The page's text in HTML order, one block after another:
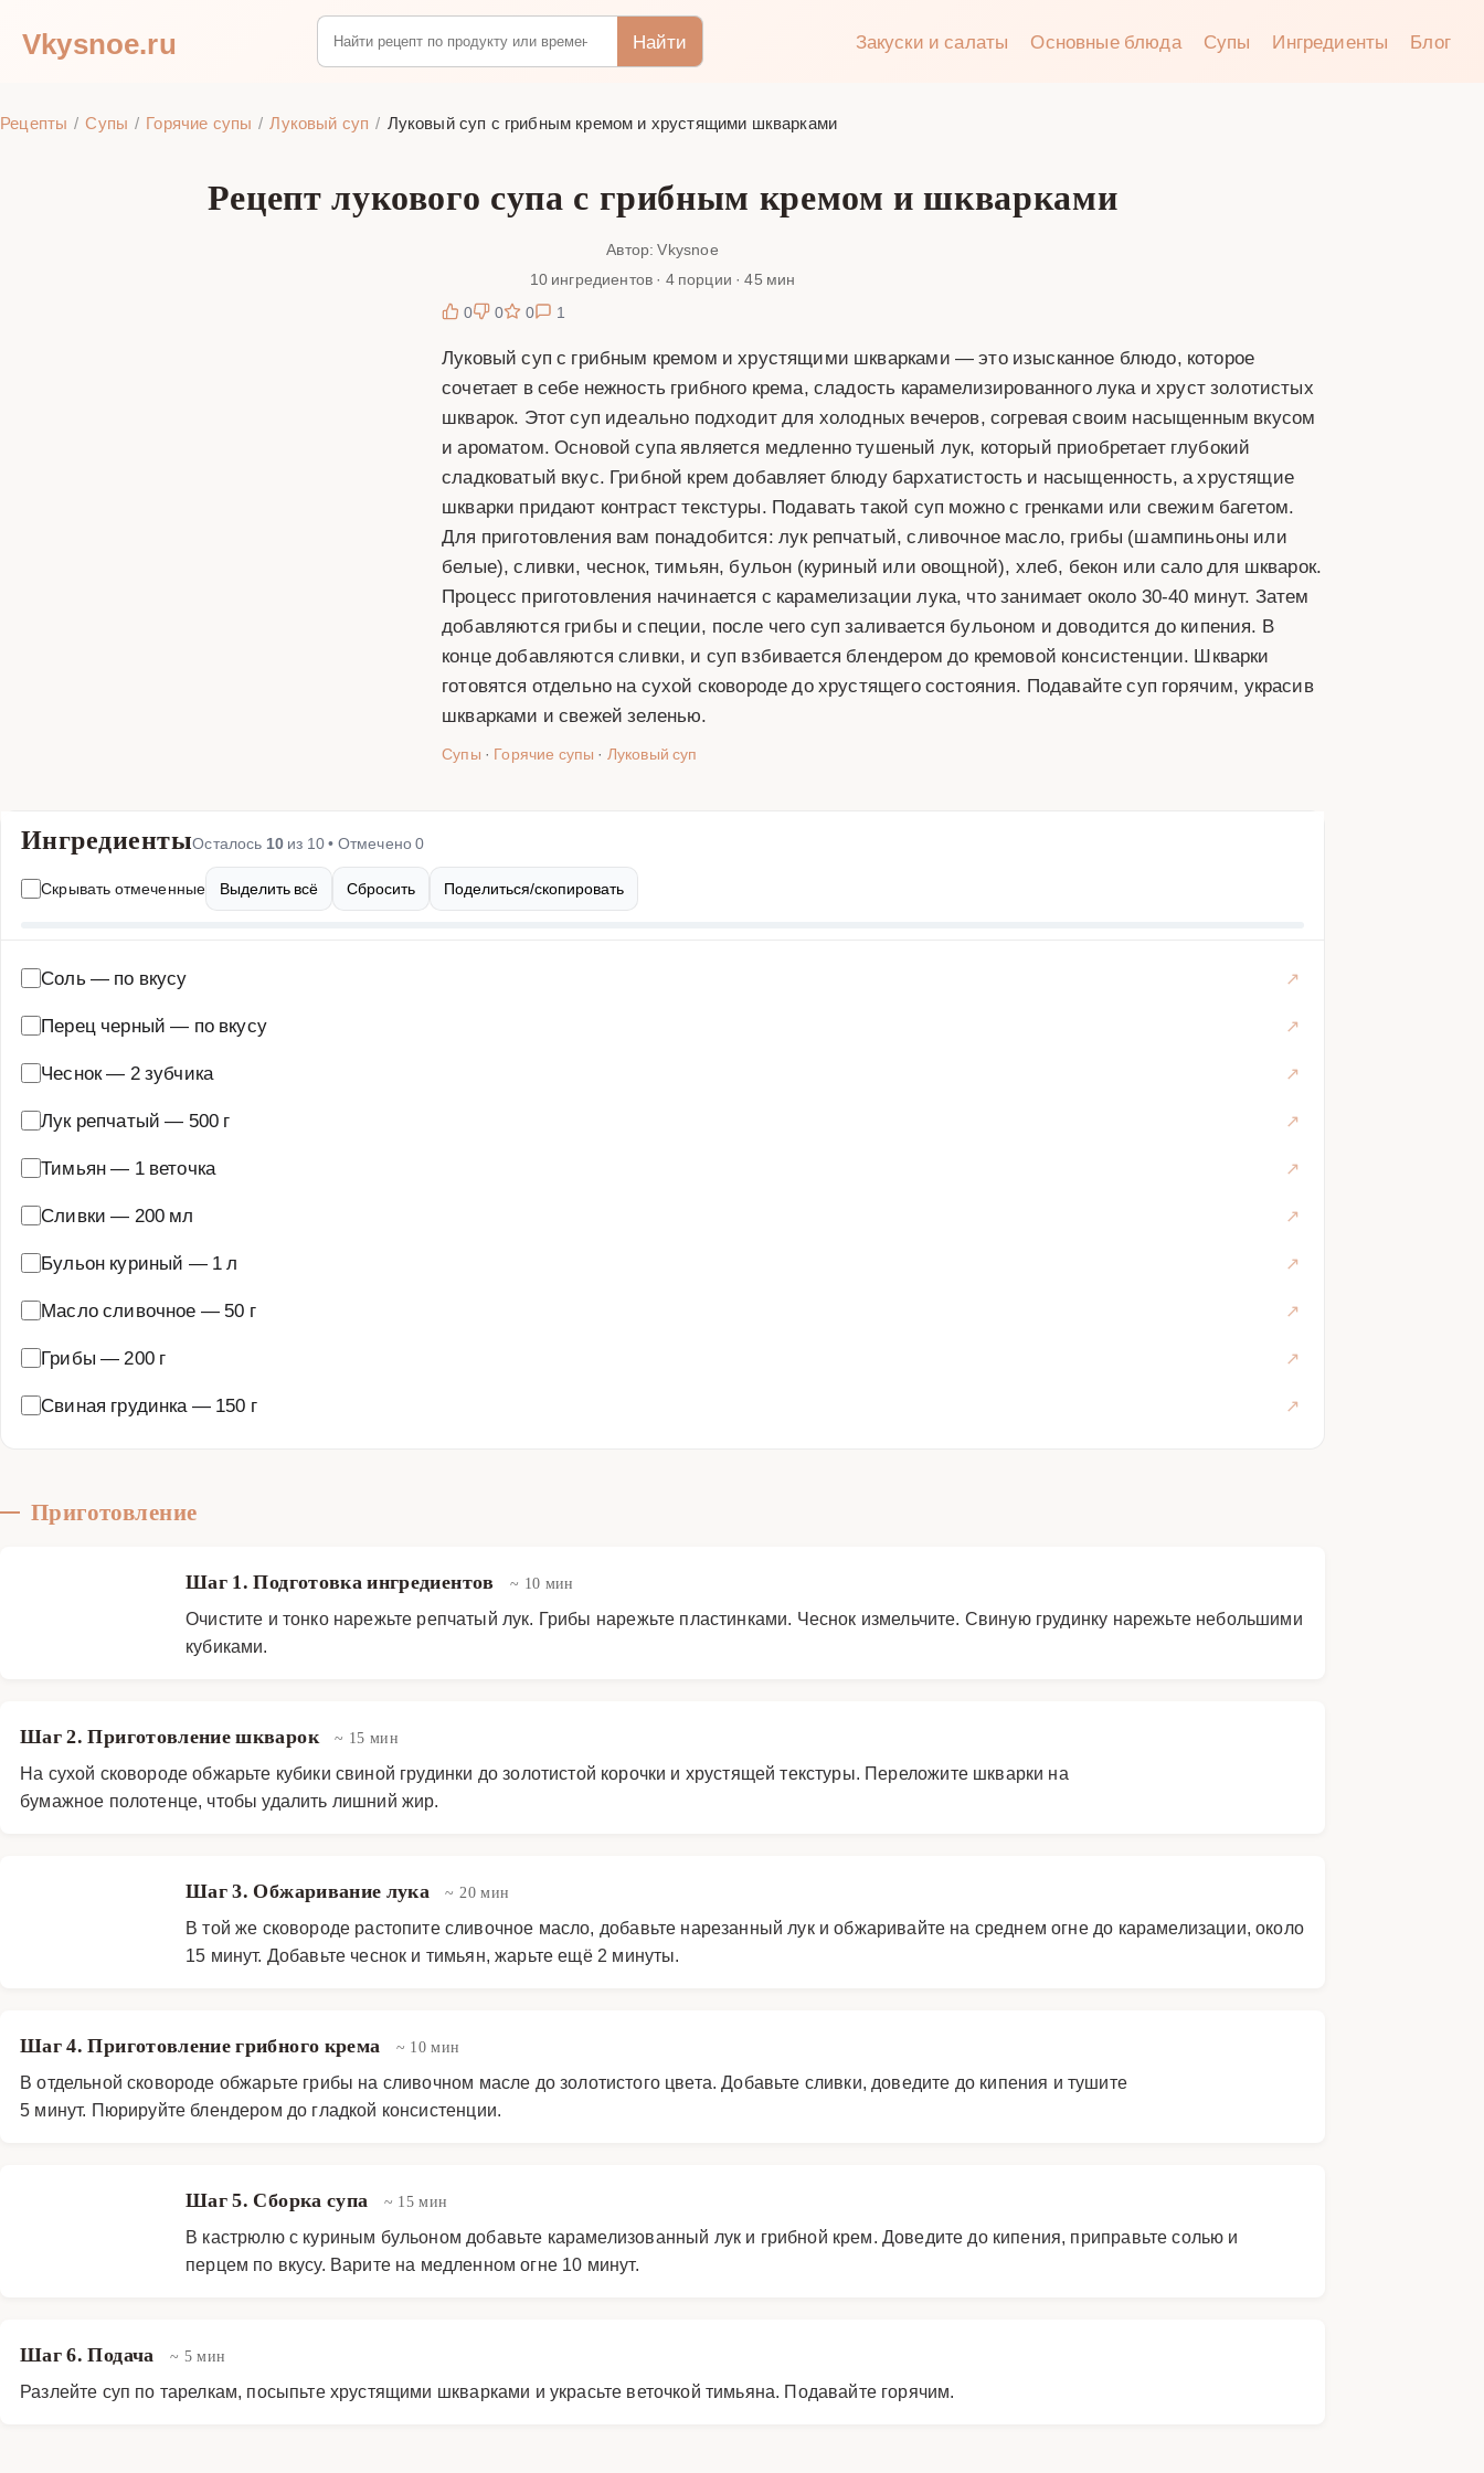
Vkysnoe.ru Найти Закуски и салаты Основные блюда Супы Ингредиенты Блог
Рецепты Супы Горячие супы Луковый суп Луковый суп с грибным кремом и хрустящими шкварками
Рецепт лукового супа с грибным кремом и шкварками
Автор: Vkysnoe
10 ингредиентов · 4 порции · 45 мин
0
0 0 1
Луковый суп с грибным кремом и хрустящими шкварками — это изысканное блюдо, которое
сочетает в себе нежность грибного крема, сладость карамелизированного лука и хруст золотистых
шкварок. Этот суп идеально подходит для холодных вечеров, согревая своим насыщенным вкусом
и ароматом. Основой супа является медленно тушеный лук, который приобретает глубокий
сладковатый вкус. Грибной крем добавляет блюду бархатистость и насыщенность, а хрустящие
шкварки придают контраст текстуры. Подавать такой суп можно с гренками или свежим багетом.
Для приготовления вам понадобится: лук репчатый, сливочное масло, грибы (шампиньоны или
белые), сливки, чеснок, тимьян, бульон (куриный или овощной), хлеб, бекон или сало для шкварок.
Процесс приготовления начинается с карамелизации лука, что занимает около 30-40 минут. Затем
добавляются грибы и специи, после чего суп заливается бульоном и доводится до кипения. В
конце добавляются сливки, и суп взбивается блендером до кремовой консистенции. Шкварки
готовятся отдельно на сухой сковороде до хрустящего состояния. Подавайте суп горячим, украсив
шкварками и свежей зеленью.
Супы · Горячие супы · Луковый суп
ИнгредиентыОсталось 10 из 10• Отмечено0
Скрывать отмеченные Выделить всё Сбросить Поделиться/скопировать
Соль — по вкусу
Перец черный — по вкусу
Чеснок— 2 зубчика
Лук репчатый — 500 г
Тимьян— 1 веточка
Сливки — 200 мл
Бульон куриный — 1 л
Масло сливочное — 50 г
Грибы — 200 г
Свиная грудинка — 150 г
Приготовление
Шаг 1. Подготовка ингредиентов ~ 10 мин
Очистите и тонко нарежьте репчатый лук. Грибы нарежьте пластинками. Чеснок измельчите. Свиную грудинку нарежьте небольшими
кубиками.
Шаг 2. Приготовление шкварок ~ 15 мин
На сухой сковороде обжарьте кубики свиной грудинки до золотистой корочки и хрустящей текстуры. Переложите шкварки на
бумажное полотенце, чтобы удалить лишний жир.
Шаг 3. Обжаривание лука ~ 20 мин
В той же сковороде растопите сливочное масло, добавьте нарезанный лук и обжаривайте на среднем огне до карамелизации, около
15 минут. Добавьте чеснок и тимьян, жарьте ещё 2 минуты.
Шаг 4. Приготовление грибного крема ~ 10 мин
В отдельной сковороде обжарьте грибы на сливочном масле до золотистого цвета. Добавьте сливки, доведите до кипения и тушите
5 минут. Пюрируйте блендером до гладкой консистенции.
Шаг 5. Сборка супа ~ 15 мин
В кастрюлю с куриным бульоном добавьте карамелизованный лук и грибной крем. Доведите до кипения, приправьте солью и
перцем по вкусу. Варите на медленном огне 10 минут.
Шаг 6. Подача ~ 5 мин
Разлейте суп по тарелкам, посыпьте хрустящими шкварками и украсьте веточкой тимьяна. Подавайте горячим.